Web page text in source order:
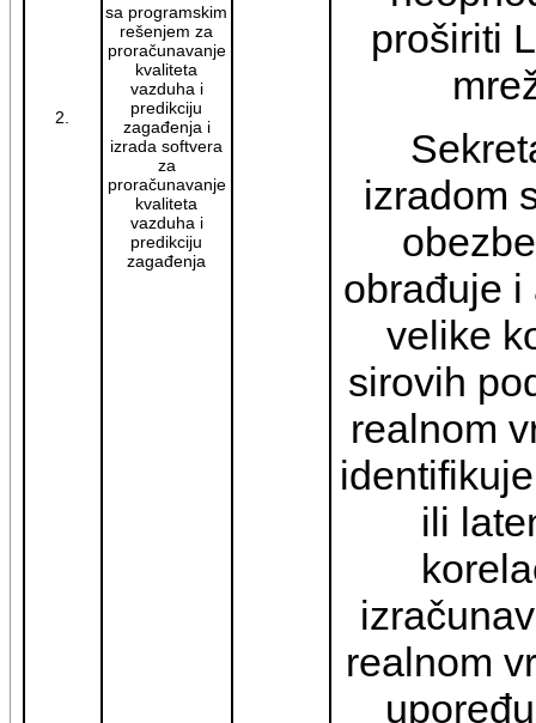
2.
sa programskim
rešenjem za
proračunavanje
kvaliteta
vazduha i
predikciju
zagađenja i
izrada softvera
za
proračunavanje
kvaliteta
vazduha i
predikciju
zagađenja
proširiti
izradom
obrađuje i
velike
sirovih
realnom
ili
realnom